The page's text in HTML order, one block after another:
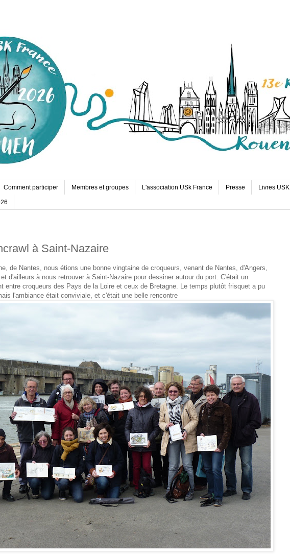
Comment participer Membres et groupes L'association USk France Presse Livres USK
à Saint-Nazaire
de Nantes, nous étions une bonne vingtaine de croqueurs, venant de Nantes, d'Angers,
d'ailleurs à nous retrouver à Saint-Nazaire pour dessiner autour du port. C'était un
entre croqueurs des Pays de la Loire et ceux de Bretagne. Le temps plutôt frisquet a pu
l'ambiance était conviviale, et c'était une belle rencontre